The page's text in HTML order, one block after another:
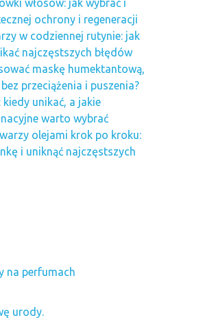
włosów: jak wybrać i
ochrony i regeneracji
w codziennej rutynie: jak
najczęstszych błędów
maskę humektantową,
przeciążenia i puszenia?
kiedy unikać, a jakie
warto wybrać
olejami krok po kroku:
i uniknąć najczęstszych
na perfumach
urody.